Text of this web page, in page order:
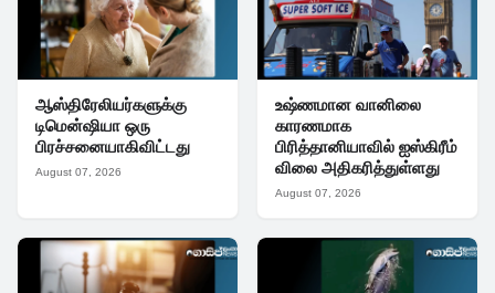
ஆஸ்திரேலியர்களுக்கு
டிமென்ஷியா ஒரு
பிரச்சனையாகிவிட்டது
August 07, 2026
உஷ்ணமான வானிலை
காரணமாக
பிரித்தானியாவில் ஐஸ்கிரீம்
விலை அதிகரித்துள்ளது
August 07, 2026